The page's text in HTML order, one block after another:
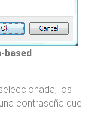
los
contraseña que